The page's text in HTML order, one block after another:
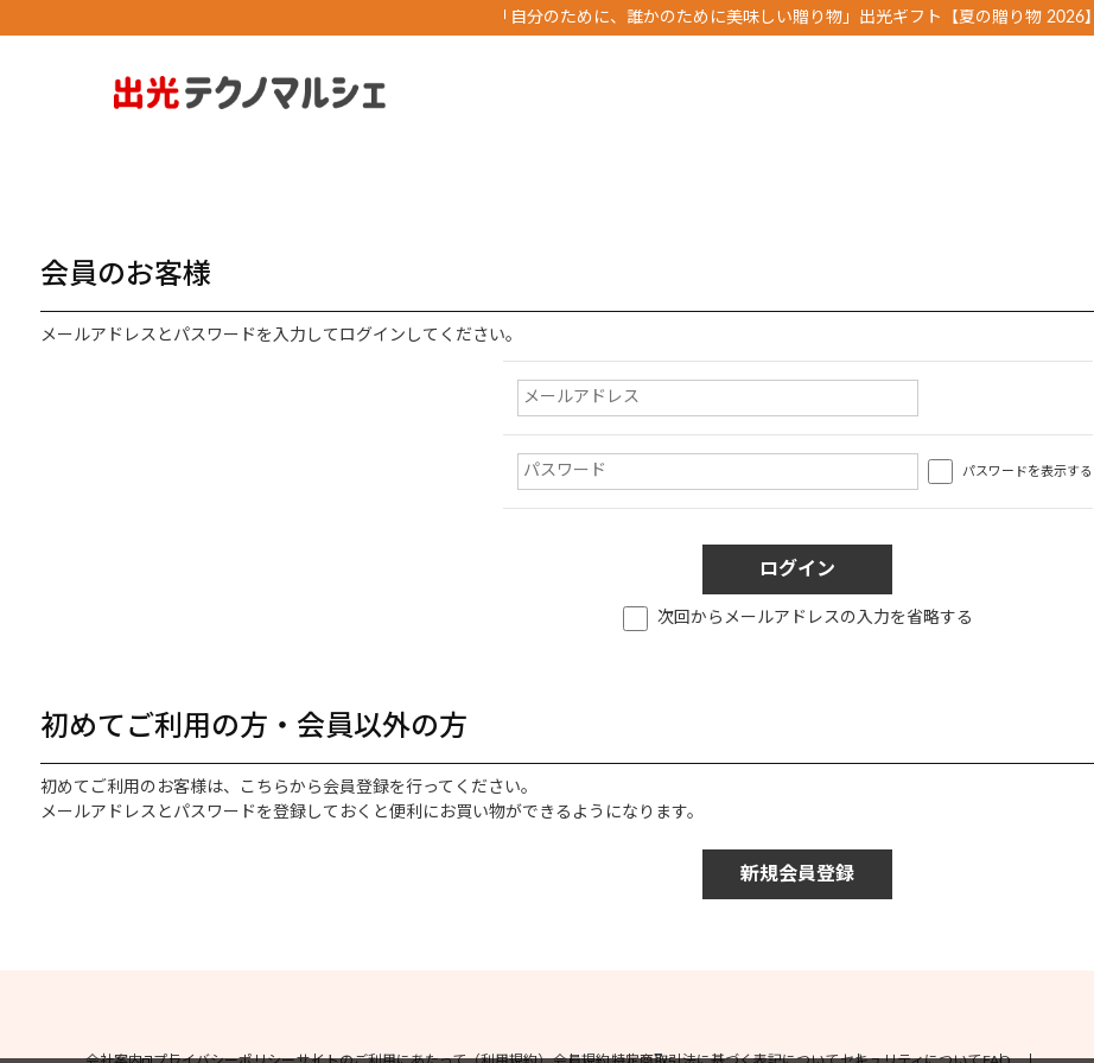
「自分のために、誰かのために美味しい贈り物」出光ギフト【夏の贈り物 2026】
会員のお客様
メールアドレスとパスワードを入力してログインしてください。
パスワードを表示する
次回からメールアドレスの入力を省略する
初めてご利用の方・会員以外の方
初めてご利用のお客様は、こちらから会員登録を行ってください。
メールアドレスとパスワードを登録しておくと便利にお買い物ができるようになります。